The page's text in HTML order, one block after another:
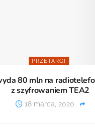
PRZETARGI
80 mln na
z szyfrowaniem TEA2
18 marca, 2020